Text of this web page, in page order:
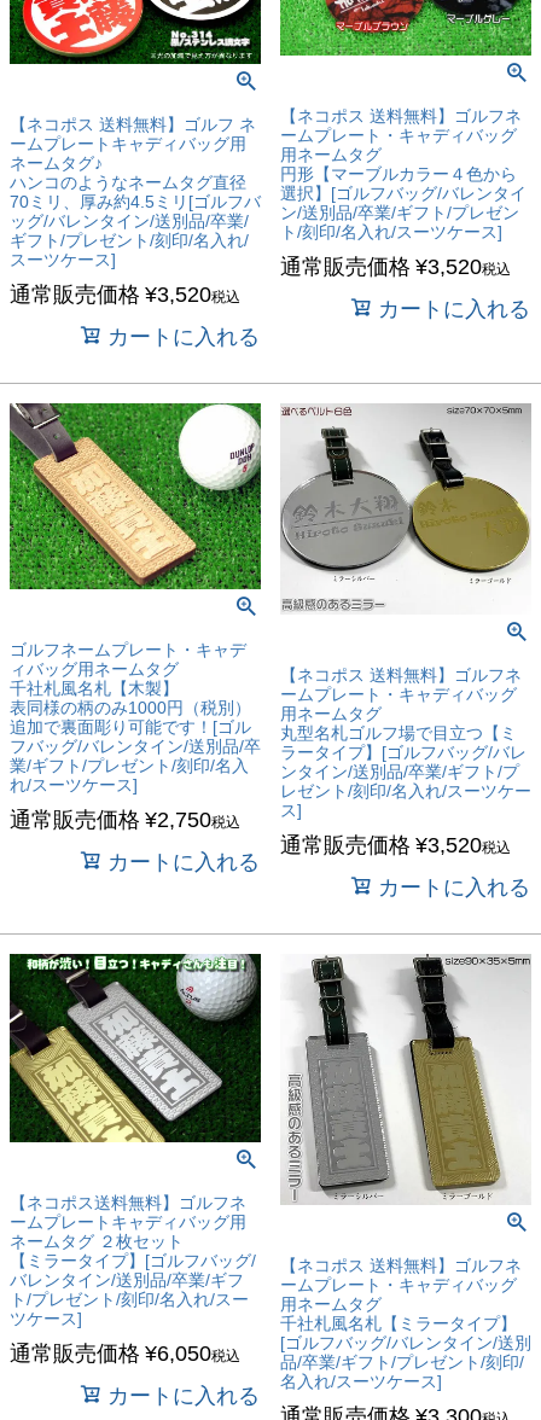
【ネコポス 送料無料】ゴルフ ネ
ームプレートキャディバッグ用
ネームタグ♪
ハンコのようなネームタグ直径
70ミリ、厚み約4.5ミリ[ゴルフバ
ッグ/バレンタイン/送別品/卒業/
ギフト/プレゼント/刻印/名入れ/
スーツケース]
通常販売価格 ¥3,520税込
カートに入れる
【ネコポス 送料無料】ゴルフネ
ームプレート・キャディバッグ
用ネームタグ
円形【マーブルカラー４色から
選択】[ゴルフバッグ/バレンタイ
ン/送別品/卒業/ギフト/プレゼン
ト/刻印/名入れ/スーツケース]
通常販売価格 ¥3,520税込
カートに入れる
ゴルフネームプレート・キャデ
ィバッグ用ネームタグ
千社札風名札【木製】
表同様の柄のみ1000円（税別）
追加で裏面彫り可能です！[ゴル
フバッグ/バレンタイン/送別品/卒
業/ギフト/プレゼント/刻印/名入
れ/スーツケース]
通常販売価格 ¥2,750税込
カートに入れる
【ネコポス 送料無料】ゴルフネ
ームプレート・キャディバッグ
用ネームタグ
丸型名札ゴルフ場で目立つ【ミ
ラータイプ】[ゴルフバッグ/バレ
ンタイン/送別品/卒業/ギフト/プ
レゼント/刻印/名入れ/スーツケー
ス]
通常販売価格 ¥3,520税込
カートに入れる
【ネコポス送料無料】ゴルフネ
ームプレートキャディバッグ用
ネームタグ ２枚セット
【ミラータイプ】[ゴルフバッグ/
バレンタイン/送別品/卒業/ギフ
ト/プレゼント/刻印/名入れ/スー
ツケース]
通常販売価格 ¥6,050税込
カートに入れる
【ネコポス 送料無料】ゴルフネ
ームプレート・キャディバッグ
用ネームタグ
千社札風名札【ミラータイプ】
[ゴルフバッグ/バレンタイン/送別
品/卒業/ギフト/プレゼント/刻印/
名入れ/スーツケース]